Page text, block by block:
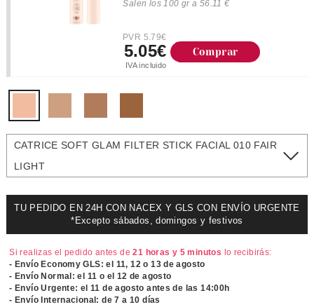
Salen los 100 gr a 56.11 €
PVR 5.79€
5.05€
IVA incluido
Comprar
CATRICE SOFT GLAM FILTER STICK FACIAL 010 FAIR
LIGHT
TU PEDIDO EN 24H CON NACEX Y GLS CON ENVÍO URGENTE
*Excepto sábados, domingos y festivos
Si realizas el pedido antes de21 horas y 5 minutos lo recibirás:
- Envío Economy GLS: el 11, 12 o 13 de agosto
- Envío Normal: el 11 o el 12 de agosto
- Envío Urgente: el11 de agosto antes de las 14:00h
- Envío Internacional: de 7 a 10 días